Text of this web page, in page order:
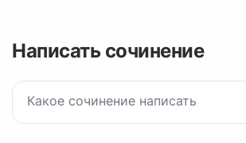
Написать сочинение